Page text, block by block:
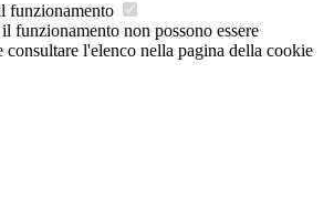
funzionamento
funzionamento non possono essere
l'elenco nella pagina della cookie